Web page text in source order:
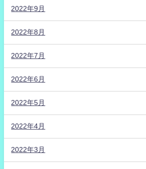
2022年9月
2022年8月
2022年7月
2022年6月
2022年5月
2022年4月
2022年3月